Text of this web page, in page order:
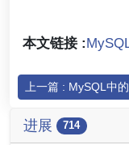
本文链接 :
上一篇 : MySQL中
进展 714